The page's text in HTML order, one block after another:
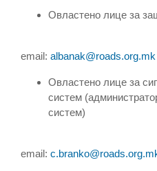
Овластено лице за
Албана
email: albanak@roads.org.mk
Овластено лице за
систем
систем)
Бранко
email: